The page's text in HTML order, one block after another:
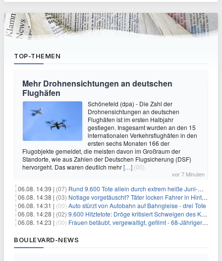
TOP-THEMEN
Mehr Drohnensichtungen an deutschen
Flughäfen
Schönefeld (dpa) - Die Zahl der
Drohnensichtungen an deutschen
Flughäfen ist im ersten Halbjahr
gestiegen. Insgesamt wurden an den 15
internationalen Verkehrsflughäfen in den
ersten sechs Monaten 166 der
Flugobjekte gemeldet, die meisten davon im Großraum der
Standorte, wie aus Zahlen der Deutschen Flugsicherung (DSF)
hervorgeht. Das waren deutlich mehr[…] (00)
vor 7 Minuten
06.08. 14:39 | (07) Rund 9.600 Tote allein durch extrem heiße Juni-Woche
06.08. 14:38 | (03) Notlage vorgetäuscht? Täter locken Fahrer in Hinterhalt
06.08. 14:31 | (00) Auto stürzt von Autobahn auf Bahngleise - drei Tote
06.08. 14:28 | (02) 9.600 Hitztetote: Dröge kritisiert Schweigen des Kanzlers
06.08. 14:23 | (00) Frauen betäubt, vergewaltigt, gefilmt - 68-Jähriger gesteht
BOULEVARD-NEWS